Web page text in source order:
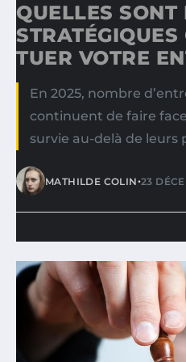
QUELLES SONT
TUER VOTRE
En 2025, nombre
continuent de faire
survie au-delà de leurs
MATHILDE COLIN•23